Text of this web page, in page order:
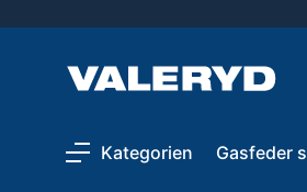
Kategorien Gasfeder